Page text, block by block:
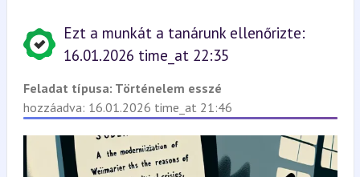
Ezt a munkát a tanárunk ellenőrizte:
16.01.2026 time_at 22:35
Feladat típusa: Történelem esszé
hozzáadva: 16.01.2026 time_at 21:46